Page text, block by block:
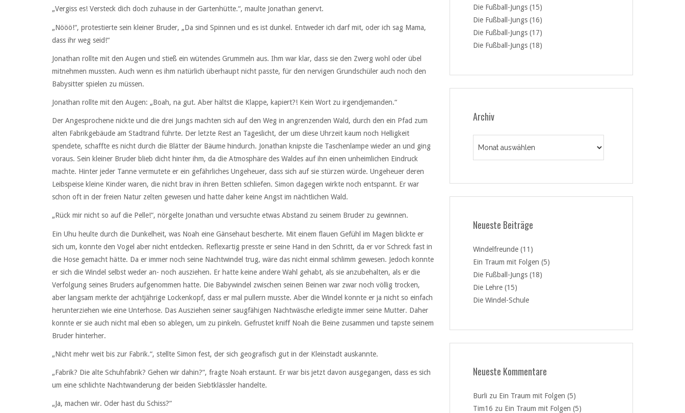
„Vergiss es! Versteck dich doch zuhause in der Gartenhütte.“, maulte Jonathan genervt.
„Nööö!“, protestierte sein kleiner Bruder, „Da sind Spinnen und es ist dunkel. Entweder ich darf mit, oder ich sag Mama,
dass ihr weg seid!“
Jonathan rollte mit den Augen und stieß ein wütendes Grummeln aus. Ihm war klar, dass sie den Zwerg wohl oder übel
mitnehmen mussten. Auch wenn es ihm natürlich überhaupt nicht passte, für den nervigen Grundschüler auch noch den
Babysitter spielen zu müssen.
Jonathan rollte mit den Augen: „Boah, na gut. Aber hältst die Klappe, kapiert?! Kein Wort zu irgendjemanden.“
Der Angesprochene nickte und die drei Jungs machten sich auf den Weg in angrenzenden Wald, durch den ein Pfad zum
alten Fabrikgebäude am Stadtrand führte. Der letzte Rest an Tageslicht, der um diese Uhrzeit kaum noch Helligkeit
spendete, schaffte es nicht durch die Blätter der Bäume hindurch. Jonathan knipste die Taschenlampe wieder an und ging
voraus. Sein kleiner Bruder blieb dicht hinter ihm, da die Atmosphäre des Waldes auf ihn einen unheimlichen Eindruck
machte. Hinter jeder Tanne vermutete er ein gefährliches Ungeheuer, dass sich auf sie stürzen würde. Ungeheuer deren
Leibspeise kleine Kinder waren, die nicht brav in ihren Betten schliefen. Simon dagegen wirkte noch entspannt. Er war
schon oft in der freien Natur zelten gewesen und hatte daher keine Angst im nächtlichen Wald.
„Rück mir nicht so auf die Pelle!“, nörgelte Jonathan und versuchte etwas Abstand zu seinem Bruder zu gewinnen.
Ein Uhu heulte durch die Dunkelheit, was Noah eine Gänsehaut bescherte. Mit einem flauen Gefühl im Magen blickte er
sich um, konnte den Vogel aber nicht entdecken. Reflexartig presste er seine Hand in den Schritt, da er vor Schreck fast in
die Hose gemacht hätte. Da er immer noch seine Nachtwindel trug, wäre das nicht einmal schlimm gewesen. Jedoch konnte
er sich die Windel selbst weder an- noch ausziehen. Er hatte keine andere Wahl gehabt, als sie anzubehalten, als er die
Verfolgung seines Bruders aufgenommen hatte. Die Babywindel zwischen seinen Beinen war zwar noch völlig trocken,
aber langsam merkte der achtjährige Lockenkopf, dass er mal pullern musste. Aber die Windel konnte er ja nicht so einfach
herunterziehen wie eine Unterhose. Das Ausziehen seiner saugfähigen Nachtwäsche erledigte immer seine Mutter. Daher
konnte er sie auch nicht mal eben so ablegen, um zu pinkeln. Gefrustet kniff Noah die Beine zusammen und tapste seinem
Bruder hinterher.
„Nicht mehr weit bis zur Fabrik.“, stellte Simon fest, der sich geografisch gut in der Kleinstadt auskannte.
„Fabrik? Die alte Schuhfabrik? Gehen wir dahin?“, fragte Noah erstaunt. Er war bis jetzt davon ausgegangen, dass es sich
um eine schlichte Nachtwanderung der beiden Siebtklässler handelte.
„Ja, machen wir. Oder hast du Schiss?“
Die Fußball-Jungs (15)
Die Fußball-Jungs (16)
Die Fußball-Jungs (17)
Die Fußball-Jungs (18)
Archiv
Neueste Beiträge
Windelfreunde (11)
Ein Traum mit Folgen (5)
Die Fußball-Jungs (18)
Die Lehre (15)
Die Windel-Schule
Neueste Kommentare
Burli zu Ein Traum mit Folgen (5)
Tim16 zu Ein Traum mit Folgen (5)